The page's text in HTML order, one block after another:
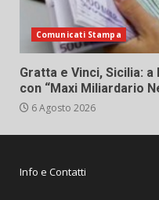
Comunicati Stampa
Gratta e Vinci, Sicilia:
con “Maxi Miliardario
6 Agosto 2026
Info e Contatti